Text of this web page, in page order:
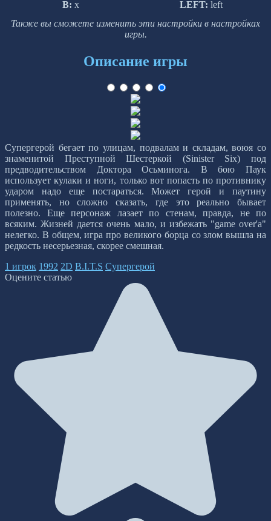
B: x LEFT: left
Также вы сможете изменить эти настройки в настройках
игры.
Описание игры
Супергерой бегает по улицам, подвалам и складам, воюя со
знаменитой Преступной Шестеркой (Sinister Six) под
предводительством Доктора Осьминога. В бою Паук
использует кулаки и ноги, только вот попасть по противнику
ударом надо еще постараться. Может герой и паутину
применять, но сложно сказать, где это реально бывает
полезно. Еще персонаж лазает по стенам, правда, не по
всяким. Жизней дается очень мало, и избежать "game over'а"
нелегко. В общем, игра про великого борца со злом вышла на
редкость несерьезная, скорее смешная.
1 игрок 1992 2D B.I.T.S Супергерой
Оцените статью